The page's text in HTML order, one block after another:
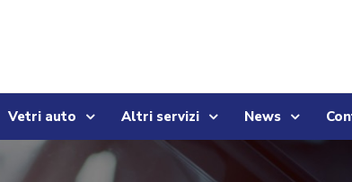
Vetri auto Altri servizi News